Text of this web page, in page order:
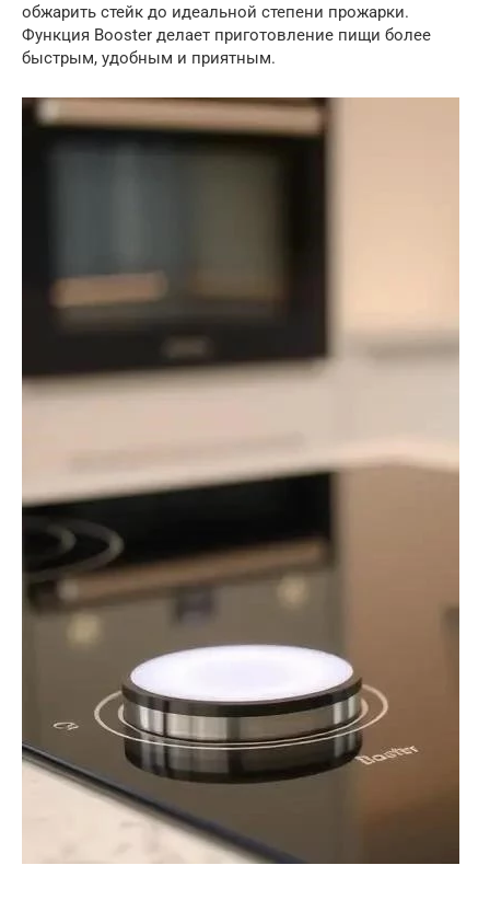
обжарить стейк до идеальной степени прожарки.
Функция Booster делает приготовление пищи более
быстрым, удобным и приятным.